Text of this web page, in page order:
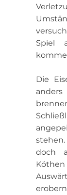
Spiel
Die
doch